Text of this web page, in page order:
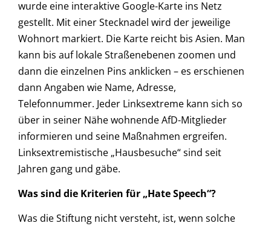
wurde eine interaktive Google-Karte ins Netz
gestellt. Mit einer Stecknadel wird der jeweilige
Wohnort markiert. Die Karte reicht bis Asien. Man
kann bis auf lokale Straßenebenen zoomen und
dann die einzelnen Pins anklicken – es erschienen
dann Angaben wie Name, Adresse,
Telefonnummer. Jeder Linksextreme kann sich so
über in seiner Nähe wohnende AfD-Mitglieder
informieren und seine Maßnahmen ergreifen.
Linksextremistische „Hausbesuche“ sind seit
Jahren gang und gäbe.
Was sind die Kriterien für „Hate Speech“?
Was die Stiftung nicht versteht, ist, wenn solche